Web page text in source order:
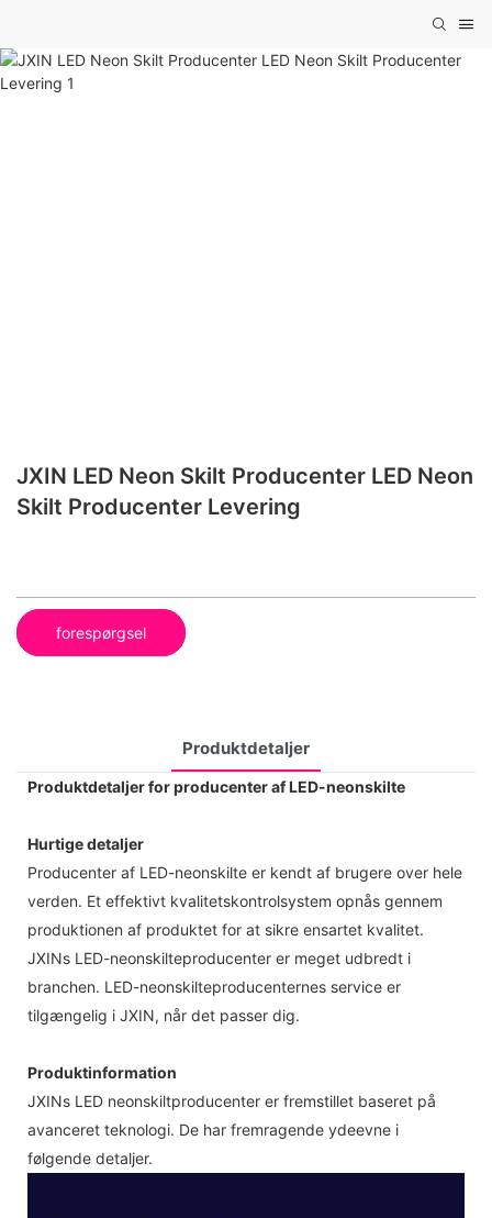
JXIN LED Neon Skilt Producenter LED Neon
Skilt Producenter Levering
forespørgsel
Produktdetaljer
Produktdetaljer for producenter af LED-neonskilte
Hurtige detaljer
Producenter af LED-neonskilte er kendt af brugere over hele
verden. Et effektivt kvalitetskontrolsystem opnås gennem
produktionen af ​​produktet for at sikre ensartet kvalitet.
JXINs LED-neonskilteproducenter er meget udbredt i
branchen. LED-neonskilteproducenternes service er
tilgængelig i JXIN, når det passer dig.
Produktinformation
JXINs LED neonskiltproducenter er fremstillet baseret på
avanceret teknologi. De har fremragende ydeevne i
følgende detaljer.